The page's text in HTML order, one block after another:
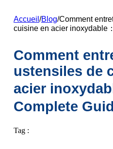
DE
RU
JA
KO
Accueil /Blog/Comment
cuisine en acier inoxydable
Comment
ustensiles de
acier
Complete
Tag :